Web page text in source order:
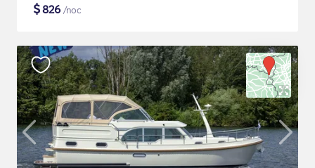
$826 /noc